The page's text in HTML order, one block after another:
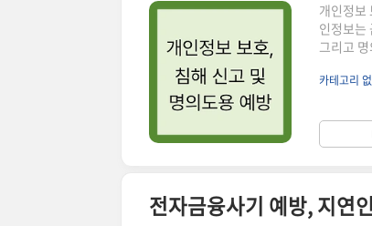
개인정보
인정보는
그리고
렇다면
면허증을
출자 사
카테고리
전자금융사기 예방, 지연